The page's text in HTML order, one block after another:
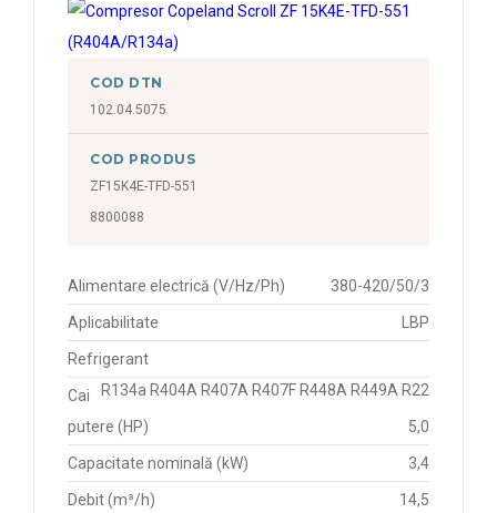
COD DTN
102.04.5075
COD PRODUS
ZF15K4E-TFD-551
8800088
Alimentare electrică (V/Hz/Ph) 380-420/50/3
Aplicabilitate LBP
Refrigerant
R134a R404A R407A R407F R448A R449A R22
Cai
putere (HP)
5,0
Capacitate nominală (kW) 3,4
Debit (m³/h)
14,5